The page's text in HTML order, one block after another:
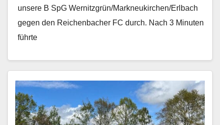
unsere B SpG Wernitzgrün/Markneukirchen/Erlbach
gegen den Reichenbacher FC durch. Nach 3 Minuten
führte